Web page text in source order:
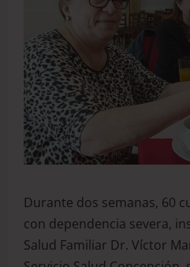
Durante dos semanas, 60
con dependencia severa,
Salud Familiar Dr. Víctor